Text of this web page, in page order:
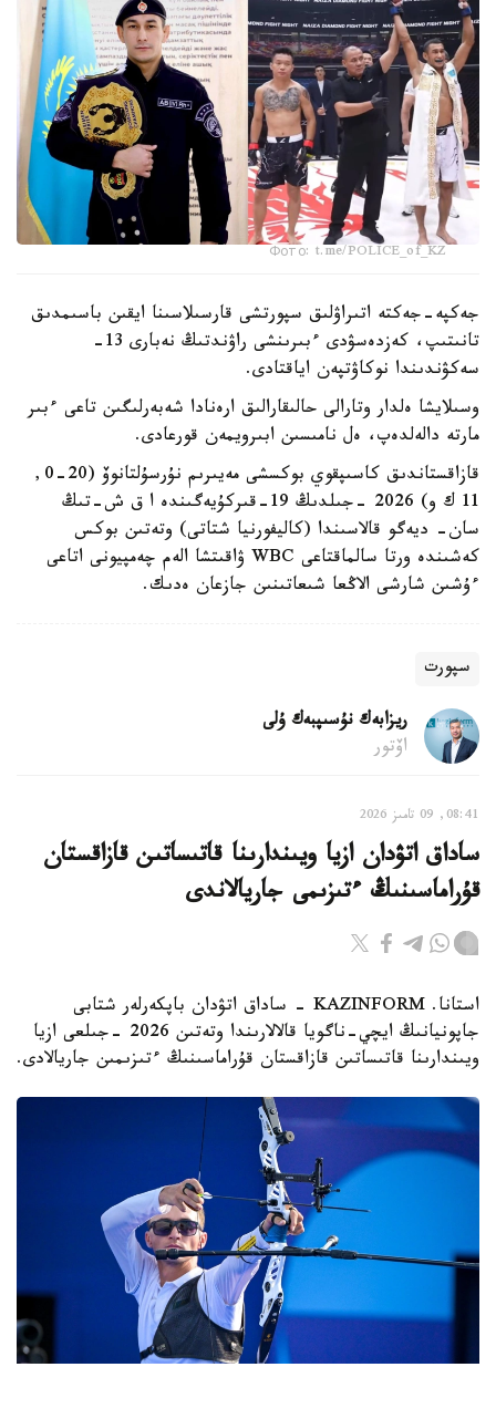
Фото: t.me/POLICE_of_KZ
جەكپە-جەكتە اتىراۋلىق سپورتشى قارسىلاسىنا ايقىن باسىمدىق
تانىتىپ، كەزدەسۋدى ءبىرىنشى راۋندتىڭ نەبارى 13-
سەكۋندىندا نوكاۋتپەن اياقتادى.
وسىلايشا ەلدار وتارالى حالىقارالىق ارەنادا شەبەرلىگىن تاعى ءبىر
مارتە دالەلدەپ، ەل نامىسىن ابىرويمەن قورعادى.
قازاقستاندىق كاسىپقوي بوكسشى مەيىرىم نۇرسۇلتانوۆ (20-0,
11 ك و) 2026 -جىلدىڭ 19-قىركۇيەگىندە ا ق ش-تىڭ
سان- ديەگو قالاسىندا (كاليفورنيا شتاتى) وتەتىن بوكس
كەشىندە ورتا سالماقتاعى WBC ۋاقىتشا الەم چەمپيونى اتاعى
ءۇشىن شارشى الاڭعا شىعاتىنىن جازعان ەدىك.
سپورت
ريزابەك نۇسىپبەك ۇلى
اۆتور
08:41, 09 تامىز 2026
ساداق اتۋدان ازيا ويىندارىنا قاتىساتىن قازاقستان
قۇراماسىنىڭ ءتىزىمى جاريالاندى
استانا. KAZINFORM - ساداق اتۋدان باپكەرلەر شتابى
جاپونيانىڭ ايچي-ناگويا قالالارىندا وتەتىن 2026 -جىلعى ازيا
ويىندارىنا قاتىساتىن قازاقستان قۇراماسىنىڭ ءتىزىمىن جاريالادى.